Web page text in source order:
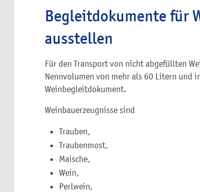
Begleitdokumente für
ausstellen
Für den Transport von nicht abgefüllten
Nennvolumen von mehr als 60 Litern und
Weinbegleitdokument.
Weinbauerzeugnisse sind
Trauben,
Traubenmost,
Maische,
Wein,
Perlwein,